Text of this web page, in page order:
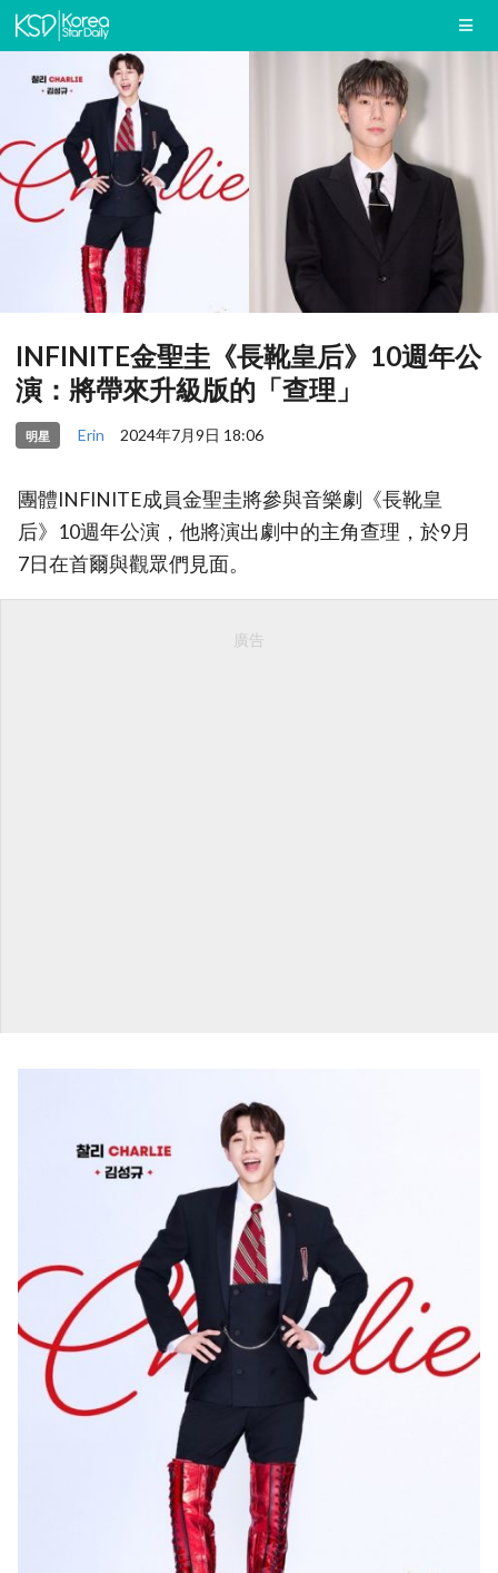
INFINITE金聖圭《長靴皇后》10週年公
演：將帶來升級版的「查理」
明星 Erin 2024年7月9日 18:06
團體INFINITE成員金聖圭將參與音樂劇《長靴皇
后》10週年公演，他將演出劇中的主角查理，於9月
7日在首爾與觀眾們見面。
廣告